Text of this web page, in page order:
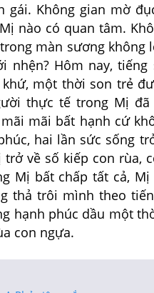
gái. Không gian mờ
nào có quan tâm.
màn sương không
nhện? Hôm nay,
một thời son trẻ
thực tế trong Mị
mãi bất hạnh cứ
hai lần sức sống
trở về số kiếp con rùa,
Mị bất chấp tất cả, Mị
thả trôi mình theo
hạnh phúc dầu một
con ngựa.